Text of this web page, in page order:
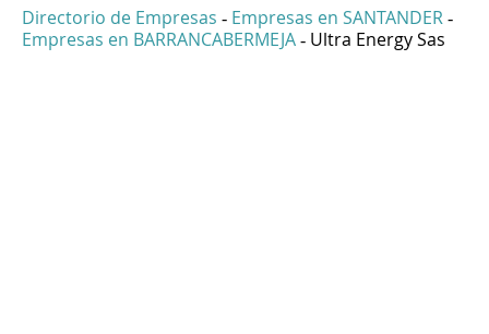
Directorio de Empresas - Empresas en SANTANDER -
Empresas en BARRANCABERMEJA - Ultra Energy Sas